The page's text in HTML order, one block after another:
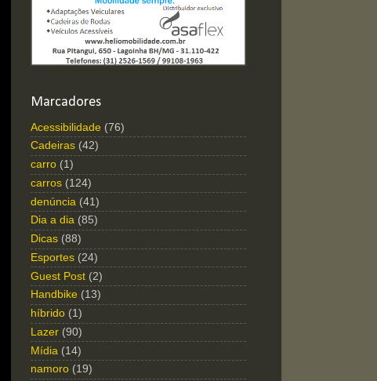
Marcadores
Acessibilidade (76)
Cadeiras (42)
carro (1)
carros (124)
denúncia (41)
Dia a dia (85)
Dicas (88)
Esportes (24)
Guest Post (2)
Handbike (13)
híbrido (1)
Lazer (90)
Mídia (14)
namoro (19)